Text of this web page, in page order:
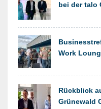
bei der talo
Work
Rückblick
Grünewald